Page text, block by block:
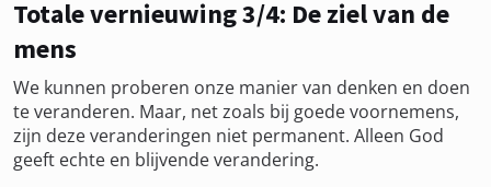
Totale vernieuwing 3/4: De ziel van de
mens
We kunnen proberen onze manier van denken en doen
te veranderen. Maar, net zoals bij goede voornemens,
zijn deze veranderingen niet permanent. Alleen God
geeft echte en blijvende verandering.